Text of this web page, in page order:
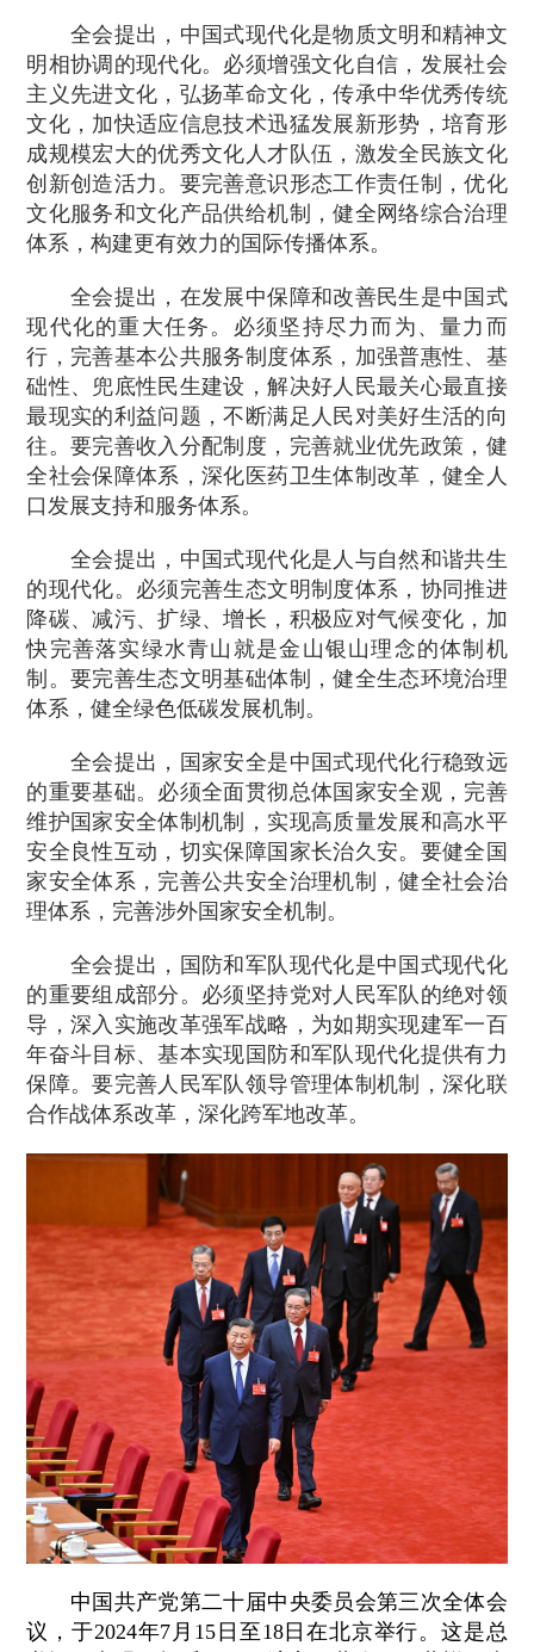
全会提出，中国式现代化是物质文明和精神文
明相协调的现代化。必须增强文化自信，发展社会
主义先进文化，弘扬革命文化，传承中华优秀传统
文化，加快适应信息技术迅猛发展新形势，培育形
成规模宏大的优秀文化人才队伍，激发全民族文化
创新创造活力。要完善意识形态工作责任制，优化
文化服务和文化产品供给机制，健全网络综合治理
体系，构建更有效力的国际传播体系。
全会提出，在发展中保障和改善民生是中国式
现代化的重大任务。必须坚持尽力而为、量力而
行，完善基本公共服务制度体系，加强普惠性、基
础性、兜底性民生建设，解决好人民最关心最直接
最现实的利益问题，不断满足人民对美好生活的向
往。要完善收入分配制度，完善就业优先政策，健
全社会保障体系，深化医药卫生体制改革，健全人
口发展支持和服务体系。
全会提出，中国式现代化是人与自然和谐共生
的现代化。必须完善生态文明制度体系，协同推进
降碳、减污、扩绿、增长，积极应对气候变化，加
快完善落实绿水青山就是金山银山理念的体制机
制。要完善生态文明基础体制，健全生态环境治理
体系，健全绿色低碳发展机制。
全会提出，国家安全是中国式现代化行稳致远
的重要基础。必须全面贯彻总体国家安全观，完善
维护国家安全体制机制，实现高质量发展和高水平
安全良性互动，切实保障国家长治久安。要健全国
家安全体系，完善公共安全治理机制，健全社会治
理体系，完善涉外国家安全机制。
全会提出，国防和军队现代化是中国式现代化
的重要组成部分。必须坚持党对人民军队的绝对领
导，深入实施改革强军战略，为如期实现建军一百
年奋斗目标、基本实现国防和军队现代化提供有力
保障。要完善人民军队领导管理体制机制，深化联
合作战体系改革，深化跨军地改革。
中国共产党第二十届中央委员会第三次全体会
议，于2024年7月15日至18日在北京举行。这是总